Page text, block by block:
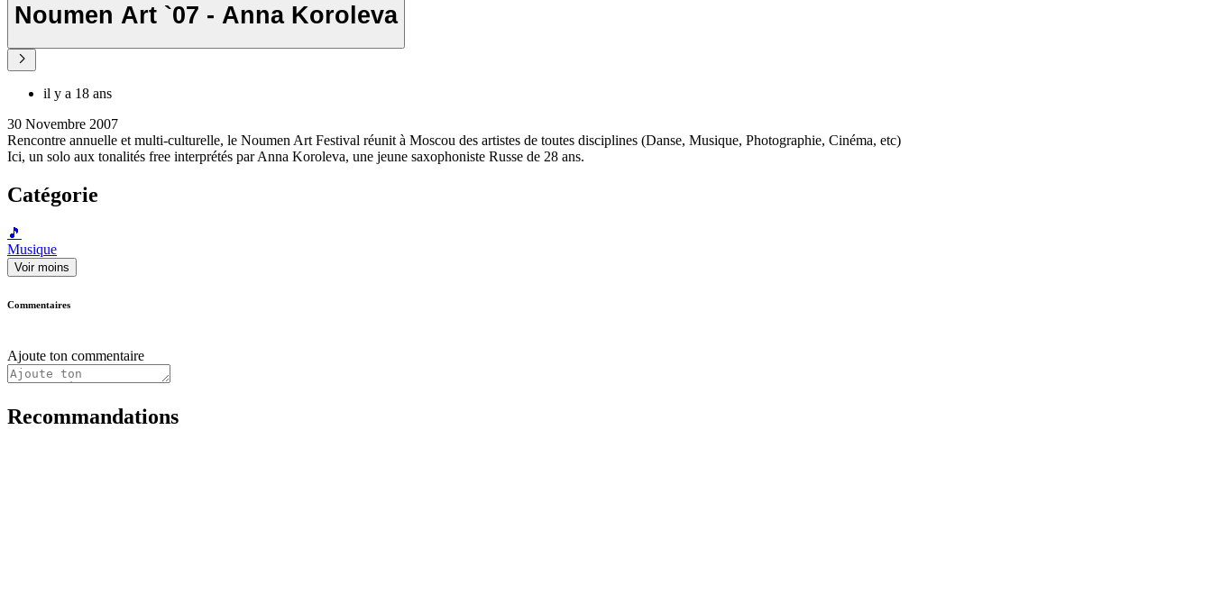
Noumen Art `07 - Anna Koroleva
il y a 18 ans
30 Novembre 2007
Rencontre annuelle et multi-culturelle, le Noumen Art Festival réunit à Moscou des artistes de toutes disciplines (Danse, Musique, Photographie, Cinéma, etc)
Ici, un solo aux tonalités free interprétés par Anna Koroleva, une jeune saxophoniste Russe de 28 ans.
Catégorie
🎵
Musique
Voir moins
Commentaires
Ajoute ton commentaire
Recommandations